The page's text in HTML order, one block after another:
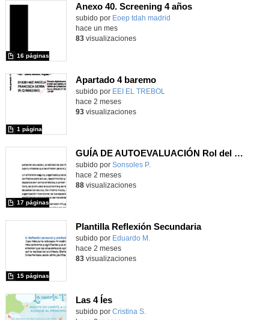
Anexo 40. Screening 4 años
Contenido educativo.
subido por Eoep tdah madrid
16 páginas
hace un mes
83visualizaciones
Apartado 4 baremo
subido por EEI EL TREBOL
1 página
hace 2 meses
93visualizaciones
GUÍA DE AUTOEVALUACIÓN Rol del personal educador como acompañantes del juego
Contenido educativo.
subido por Sonsoles P.
17 páginas
hace 2 meses
88visualizaciones
Plantilla Reflexión Secundaria
Contenido educativo.
subido por Eduardo M.
15 páginas
hace 2 meses
83visualizaciones
Las 4 Íes
subido por Cristina S.